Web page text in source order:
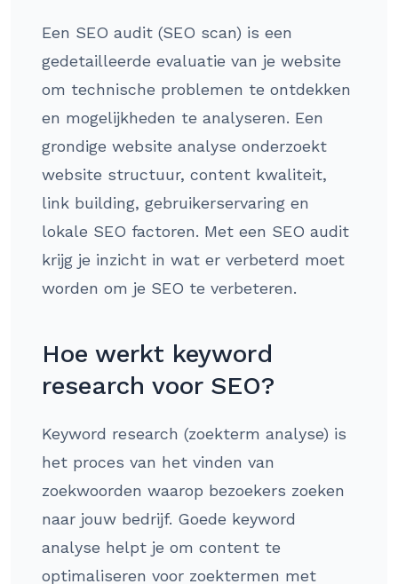
Een SEO audit (SEO scan) is een
gedetailleerde evaluatie van je website
om technische problemen te ontdekken
en mogelijkheden te analyseren. Een
grondige website analyse onderzoekt
website structuur, content kwaliteit,
link building, gebruikerservaring en
lokale SEO factoren. Met een SEO audit
krijg je inzicht in wat er verbeterd moet
worden om je SEO te verbeteren.
Hoe werkt keyword
research voor SEO?
Keyword research (zoekterm analyse) is
het proces van het vinden van
zoekwoorden waarop bezoekers zoeken
naar jouw bedrijf. Goede keyword
analyse helpt je om content te
optimaliseren voor zoektermen met